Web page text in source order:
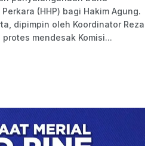
(HHP) bagi Hakim Agung.
dipimpin oleh Koordinator Reza
mendesak Komisi...